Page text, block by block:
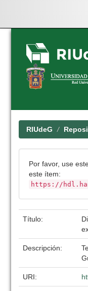
Skip
navigation
RIUdeG
Por favor, use
este ítem:
https://
Título:
Descripción:
URI: